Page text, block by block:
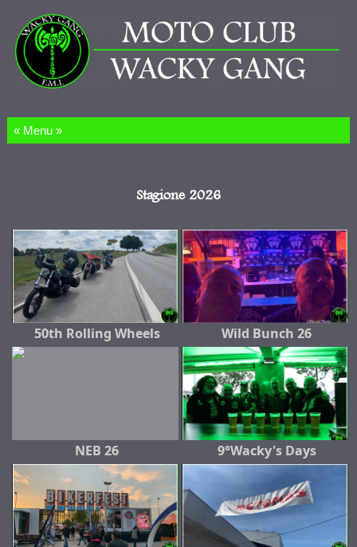
Salta al contenuto
Stagione 2026
50th Rolling Wheels Wild Bunch 26
NEB 26 9°Wacky's Days